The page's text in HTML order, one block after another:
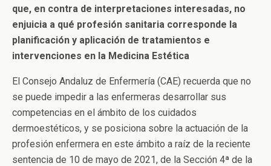
que, en contra de interpretaciones interesadas, no
enjuicia a qué profesión sanitaria corresponde la
planificación y aplicación de tratamientos e
intervenciones en la Medicina Estética
El Consejo Andaluz de Enfermería (CAE) recuerda que no
se puede impedir a las enfermeras desarrollar sus
competencias en el ámbito de los cuidados
dermoestéticos, y se posiciona sobre la actuación de la
profesión enfermera en este ámbito a raíz de la reciente
sentencia de 10 de mayo de 2021, de la Sección 4ª de la